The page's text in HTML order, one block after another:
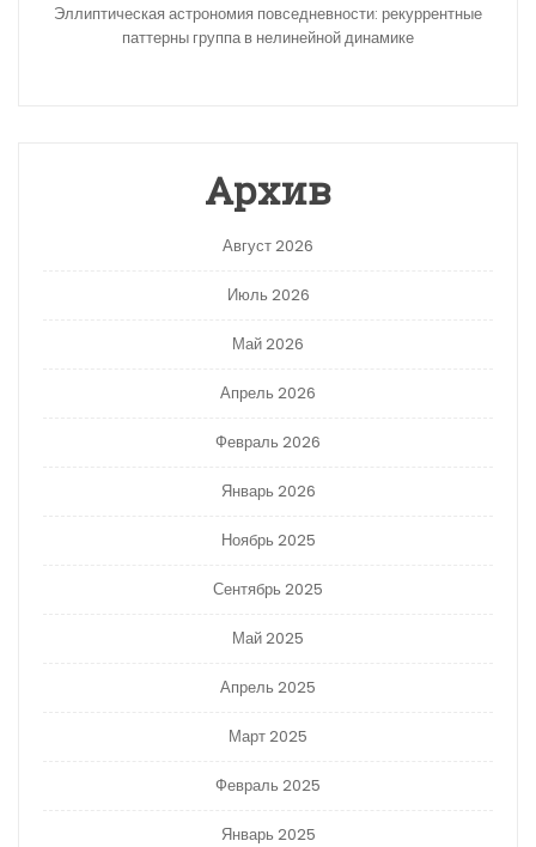
Эллиптическая астрономия повседневности: рекуррентные
паттерны группа в нелинейной динамике
Архив
Август 2026
Июль 2026
Май 2026
Апрель 2026
Февраль 2026
Январь 2026
Ноябрь 2025
Сентябрь 2025
Май 2025
Апрель 2025
Март 2025
Февраль 2025
Январь 2025